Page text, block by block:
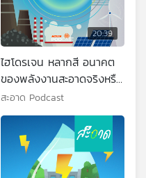
20:39
ไฮโดรเจน หลากสี อนาคต
ของพลังงานสะอาดจริงหรือ
ไม่ ?
สะอาด Podcast